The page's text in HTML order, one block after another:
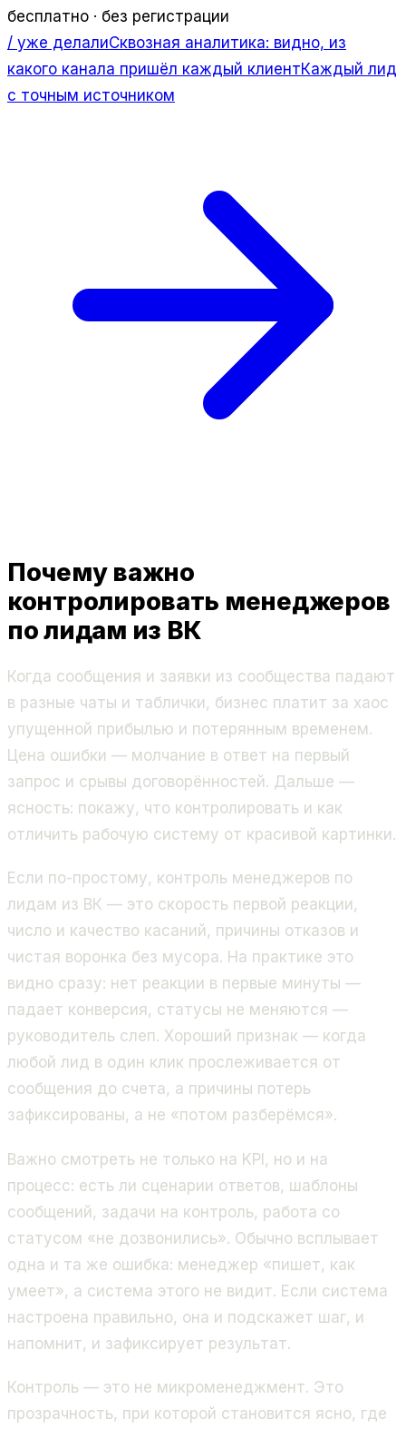
бесплатно · без регистрации
/ уже делалиСквозная аналитика: видно, из
какого канала пришёл каждый клиентКаждый лид
с точным источником
Почему важно
контролировать менеджеров
по лидам из ВК
Когда сообщения и заявки из сообщества падают
в разные чаты и таблички, бизнес платит за хаос
упущенной прибылью и потерянным временем.
Цена ошибки — молчание в ответ на первый
запрос и срывы договорённостей. Дальше —
ясность: покажу, что контролировать и как
отличить рабочую систему от красивой картинки.
Если по-простому, контроль менеджеров по
лидам из ВК — это скорость первой реакции,
число и качество касаний, причины отказов и
чистая воронка без мусора. На практике это
видно сразу: нет реакции в первые минуты —
падает конверсия, статусы не меняются —
руководитель слеп. Хороший признак — когда
любой лид в один клик прослеживается от
сообщения до счета, а причины потерь
зафиксированы, а не «потом разберёмся».
Важно смотреть не только на KPI, но и на
процесс: есть ли сценарии ответов, шаблоны
сообщений, задачи на контроль, работа со
статусом «не дозвонились». Обычно всплывает
одна и та же ошибка: менеджер «пишет, как
умеет», а система этого не видит. Если система
настроена правильно, она и подскажет шаг, и
напомнит, и зафиксирует результат.
Контроль — это не микроменеджмент. Это
прозрачность, при которой становится ясно, где